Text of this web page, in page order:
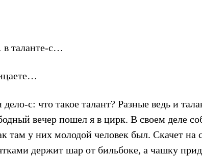
таланте-с…
с: что такое талант? Разные ведь и
вечер пошел я в цирк. В своем деле
там у них молодой человек был. Скачет на
держит шар от бильбоке, а чашку